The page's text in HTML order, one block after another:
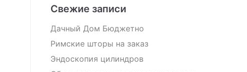
Свежие записи
Дачный Дом Бюджетно
Римские шторы на заказ
Эндоскопия цилиндров